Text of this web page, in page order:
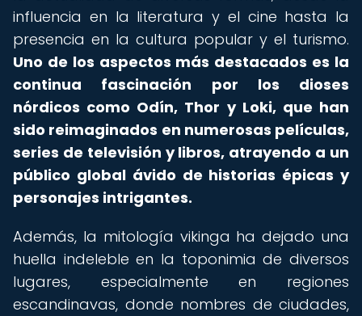
influencia en la literatura y el cine hasta la
presencia en la cultura popular y el turismo.
Uno de los aspectos más destacados es la
continua fascinación por los dioses
nórdicos como Odín, Thor y Loki, que han
sido reimaginados en numerosas películas,
series de televisión y libros, atrayendo a un
público global ávido de historias épicas y
personajes intrigantes.
Además, la mitología vikinga ha dejado una
huella indeleble en la toponimia de diversos
lugares, especialmente en regiones
escandinavas, donde nombres de ciudades,